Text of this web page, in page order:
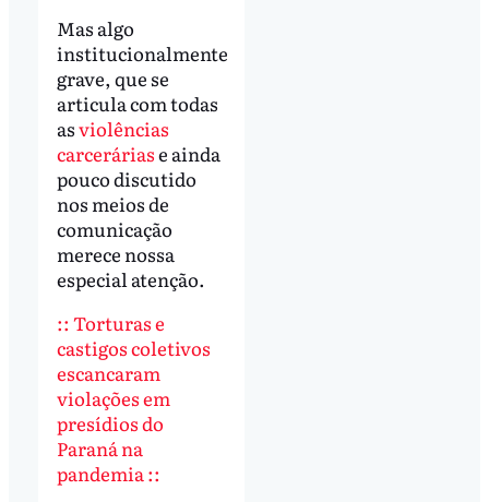
Mas algo
institucionalmente
grave, que se
articula com todas
asviolências
carceráriase ainda
pouco discutido
nos meios de
comunicação
merece nossa
especial atenção.
:: Torturas e
castigos coletivos
escancaram
violações em
presídios do
Paraná na
pandemia ::